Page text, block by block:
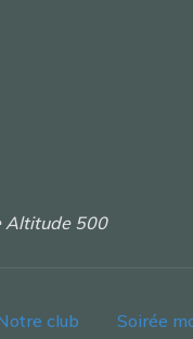
Altitude 500
club Soirée